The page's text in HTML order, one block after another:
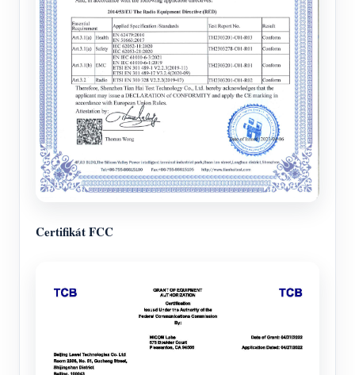
Certifikát FCC